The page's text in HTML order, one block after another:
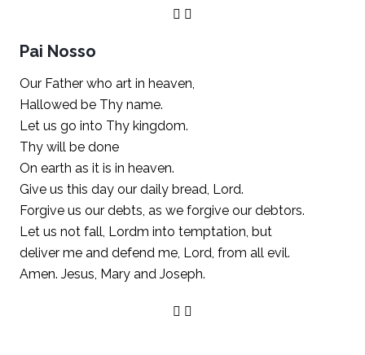
Pai Nosso
Our Father who art in heaven,
Hallowed be Thy name.
Let us go into Thy kingdom.
Thy will be done
On earth as it is in heaven.
Give us this day our daily bread, Lord.
Forgive us our debts, as we forgive our debtors.
Let us not fall, Lordm into temptation, but
deliver me and defend me, Lord, from all evil.
Amen. Jesus, Mary and Joseph.